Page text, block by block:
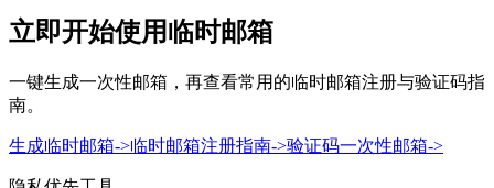
立即开始使用临时邮箱
一键生成一次性邮箱，再查看常用的临时邮箱注册与验证码指
南。
生成临时邮箱->临时邮箱注册指南->验证码一次性邮箱->